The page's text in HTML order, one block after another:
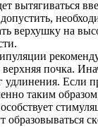
вытягиваться
верхушку на
верхняя почка.
удлинения. Если
таким
образовываться